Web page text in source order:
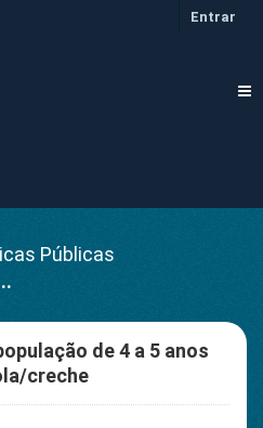
Entrar
Públicas
de 4 a 5 anos
creche